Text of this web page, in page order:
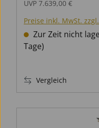
UVP 7.639,00 €
Preise inkl. MwSt.
Zur Zeit nicht
Tage)
Vergleich